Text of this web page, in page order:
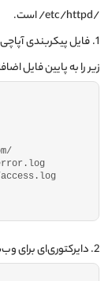
/etc/httpd/ است.
زیر را به پایین فایل
/
log
log
2. دایرکتوری‌ای برای وب‌سایت بسازید و سپس، فایل index.html را ایجاد کنید: